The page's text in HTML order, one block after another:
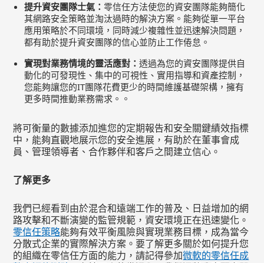
提升資安團隊士氣： 零信任方法使您的資安團隊能夠簡化
其網路安全策略並淘汰過時的解決方案。能夠從單一平台
應用策略於不同環境，同時減少複雜性並迅速解決問題，
都有助於提升資安團隊的信心並防止工作倦怠。
實現對業務情境的靈活應對：透過為您的資安團隊提供自
動化的可發現性、集中的可視性、實用指導和資產控制，
您能夠讓您的IT團隊花費更少的時間維護基礎架構，擁有
更多時間推動業務需求。。
將可衡量的數據添加進您的定期報告和安全關鍵績效指標
中，能夠直觀地展示您的安全進展，有助於在董事會成
員、管理領導者、合作夥伴和客戶之間建立信心。
了解更多
我們已經看到由於混合和遠端工作的普及、日益增加的網
路攻擊和不斷演變的監管規範，資安環境正在迅速變化。
零信任策略能夠有效平衡風險與實現業務目標，成為當今
分散式企業的實際解決方案。要了解更多關於如何提升您
的組織在零信任方面的能力，請記得參加微軟的零信任成